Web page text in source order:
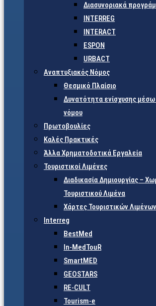
Διασυνοριακά
INTERREG
INTERACT
ESPON
URBACT
Αναπτυξιακός Νόμος
Θεσμικό Πλαίσιο
Δυνατότητα ενίσχυσης
νόμου
Πρωτοβουλίες
Καλές Πρακτικές
Άλλα Χρηματοδοτικά Εργαλεία
Τουριστικοί Λιμένες
Διαδικασία Δημιουργίας –
Τουριστικού Λιμένα
Χάρτες Τουριστικών Λιμένων
Interreg
BestMed
In-MedTouR
SmartMED
GEOSTARS
RE-CULT
Tourism-e